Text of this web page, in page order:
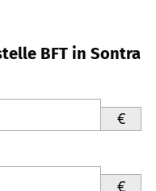
BFT in Sontra
€
€